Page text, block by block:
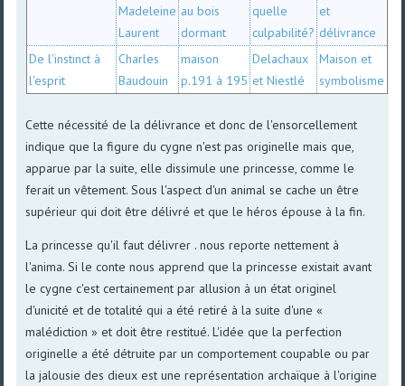
Madeleine
Laurent
au bois
dormant
quelle
culpabilité?
et
délivrance
De l'instinct à
l'esprit
Charles
Baudouin
maison
p.191 à 195
Delachaux
et Niestlé
Maison et
symbolisme
Cette nécessité de la délivrance et donc de l'ensorcellement
indique que la figure du cygne n'est pas originelle mais que,
apparue par la suite, elle dissimule une princesse, comme le
ferait un vêtement. Sous l'aspect d'un animal se cache un être
supérieur qui doit être délivré et que le héros épouse à la fin.
La princesse qu'il faut délivrer . nous reporte nettement à
l'anima. Si le conte nous apprend que la princesse existait avant
le cygne c'est certainement par allusion à un état originel
d'unicité et de totalité qui a été retiré à la suite d'une «
malédiction » et doit être restitué. L'idée que la perfection
originelle a été détruite par un comportement coupable ou par
la jalousie des dieux est une représentation archaïque à l'origine